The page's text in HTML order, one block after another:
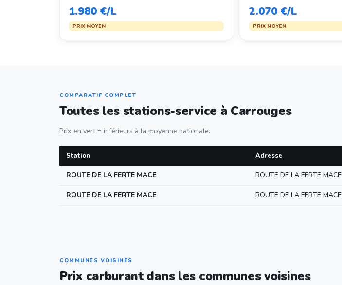
1.980 €/L
PRIX MOYEN
2.070 €/L
PRIX MOYEN
COMPARATIF COMPLET
Toutes les stations-service à Carrouges
Prix en vert = inférieurs à la moyenne nationale.
Station Adresse
ROUTE DE LA FERTE MACE ROUTE DE LA FERTE MACE
ROUTE DE LA FERTE MACE ROUTE DE LA FERTE MACE
COMMUNES VOISINES
Prix carburant dans les communes voisines